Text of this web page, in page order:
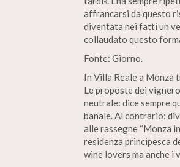
affrancarsi da questo
diventata nei fatti un
collaudato questo
Fonte: Giorno.
In Villa Reale a Monza
Le proposte dei
neutrale: dice sempre
banale. Al contrario:
alle rassegne “Monza
residenza principesca
wine lovers ma anche i